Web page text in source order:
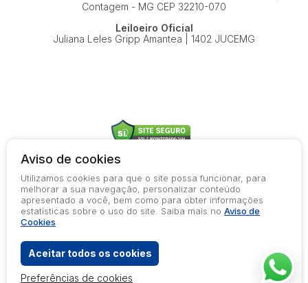
Contagem - MG CEP 32210-070
Leiloeiro Oficial
Juliana Leles Gripp Amantea | 1402 JUCEMG
© 2026-present - Todos os direitos reservados
Política de Privacidade
Termos de Uso
Aviso de cookies
Utilizamos cookies para que o site possa funcionar, para
melhorar a sua navegação, personalizar conteúdo
apresentado a você, bem como para obter informações
estatísticas sobre o uso do site. Saiba mais no Aviso de
Cookies
Aceitar todos os cookies
Preferências de cookies